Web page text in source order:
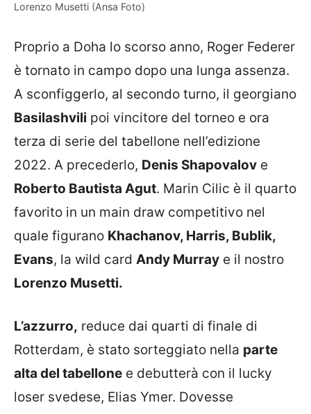
Lorenzo Musetti (Ansa Foto)
Proprio a Doha lo scorso anno, Roger Federer
è tornato in campo dopo una lunga assenza.
A sconfiggerlo, al secondo turno, il georgiano
Basilashvili poi vincitore del torneo e ora
terza di serie del tabellone nell’edizione
2022. A precederlo, Denis Shapovalov e
Roberto Bautista Agut. Marin Cilic è il quarto
favorito in un main draw competitivo nel
quale figurano Khachanov, Harris, Bublik,
Evans, la wild card Andy Murray e il nostro
Lorenzo Musetti.
L’azzurro, reduce dai quarti di finale di
Rotterdam, è stato sorteggiato nella parte
alta del tabellone e debutterà con il lucky
loser svedese, Elias Ymer. Dovesse